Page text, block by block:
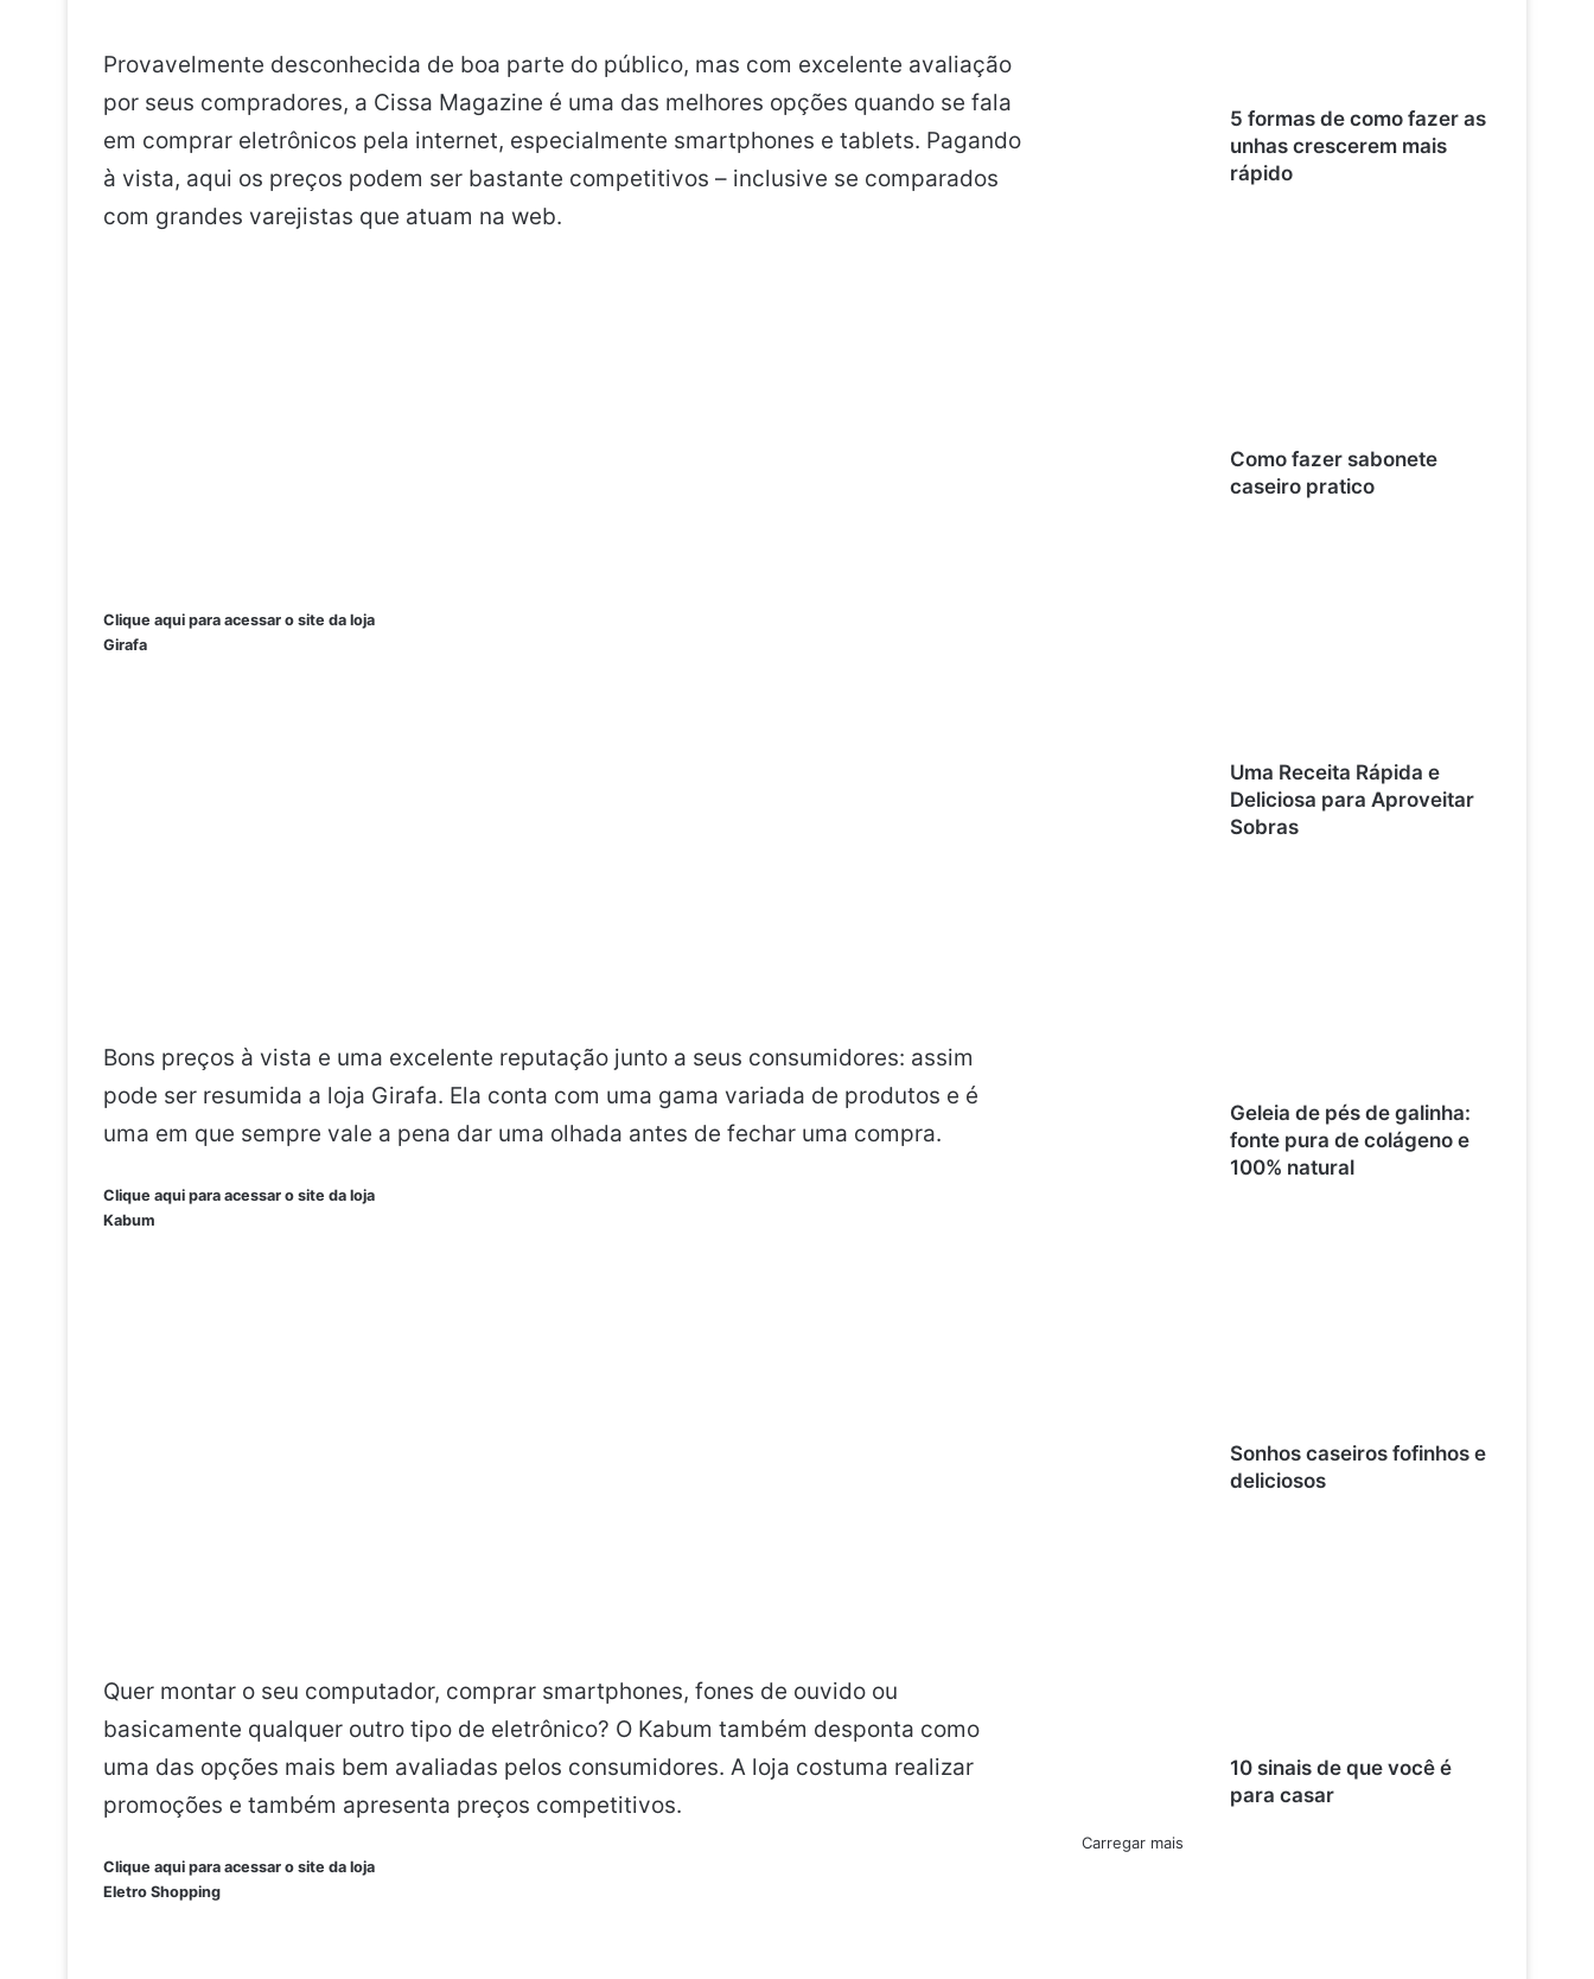
Provavelmente desconhecida de boa parte do público, mas com excelente avaliação
por seus compradores, a Cissa Magazine é uma das melhores opções quando se fala
em comprar eletrônicos pela internet, especialmente smartphones e tablets. Pagando
à vista, aqui os preços podem ser bastante competitivos – inclusive se comparados
com grandes varejistas que atuam na web.
Clique aqui para acessar o site da loja
Girafa
Bons preços à vista e uma excelente reputação junto a seus consumidores: assim
pode ser resumida a loja Girafa. Ela conta com uma gama variada de produtos e é
uma em que sempre vale a pena dar uma olhada antes de fechar uma compra.
Clique aqui para acessar o site da loja
Kabum
Quer montar o seu computador, comprar smartphones, fones de ouvido ou
basicamente qualquer outro tipo de eletrônico? O Kabum também desponta como
uma das opções mais bem avaliadas pelos consumidores. A loja costuma realizar
promoções e também apresenta preços competitivos.
Clique aqui para acessar o site da loja
Eletro Shopping
5 formas de como fazer as
unhas crescerem mais
rápido
Como fazer sabonete
caseiro pratico
Uma Receita Rápida e
Deliciosa para Aproveitar
Sobras
Geleia de pés de galinha:
fonte pura de colágeno e
100% natural
Sonhos caseiros fofinhos e
deliciosos
10 sinais de que você é
para casar
Carregar mais